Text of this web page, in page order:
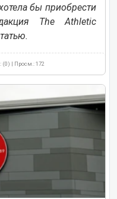
бы приобрести
The Athletic
| Просм.: 172